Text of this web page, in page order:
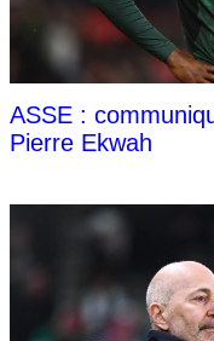
ASSE :
Pierre Ekwah